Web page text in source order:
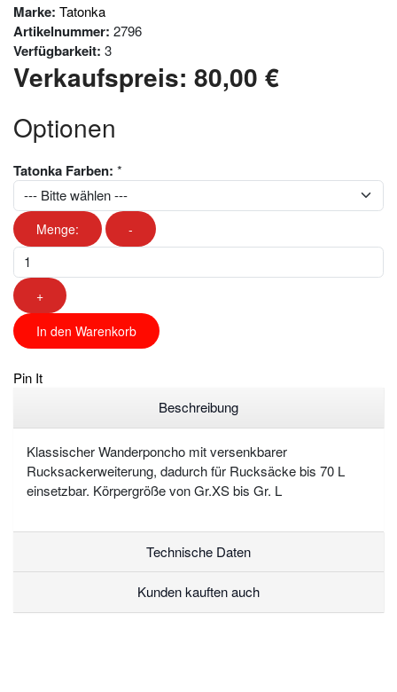
Marke: Tatonka
Artikelnummer: 2796
Verfügbarkeit: 3
Verkaufspreis: 80,00 €
Optionen
Tatonka Farben: *
Menge: -
+
In den Warenkorb
Pin It
Beschreibung
Klassischer Wanderponcho mit versenkbarer
Rucksackerweiterung, dadurch für Rucksäcke bis 70 L
einsetzbar. Körpergröße von Gr.XS bis Gr. L
Technische Daten
Kunden kauften auch